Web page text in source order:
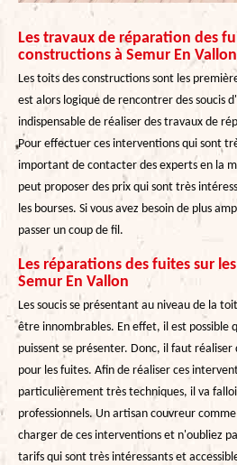
Les travaux de réparation des
constructions à Semur En Vallon
Les toits des constructions sont les
est alors logique de rencontrer des soucis
indispensable de réaliser des travaux de
Pour effectuer ces interventions qui sont
important de contacter des experts en la
peut proposer des prix qui sont très
les bourses. Si vous avez besoin de plus
passer un coup de fil.
Les réparations des fuites sur
Semur En Vallon
Les soucis se présentant au niveau de la
être innombrables. En effet, il est possible
puissent se présenter. Donc, il faut
pour les fuites. Afin de réaliser ces
particulièrement très techniques, il va
professionnels. Un artisan couvreur
charger de ces interventions et n'oubliez
tarifs qui sont très intéressants et